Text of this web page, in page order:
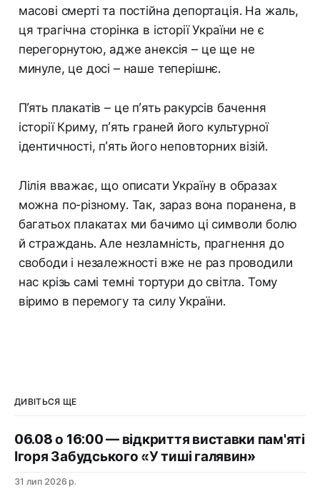
масові смерті та постійна депортація. На жаль,
ця трагічна сторінка в історії України не є
перегорнутою, адже анексія – це ще не
минуле, це досі – наше теперішнє.
П’ять плакатів – це п’ять ракурсів бачення
історії Криму, п’ять граней його культурної
ідентичності, п’ять його неповторних візій.
Лілія вважає, що описати Україну в образах
можна по-різному. Так, зараз вона поранена, в
багатьох плакатах ми бачимо ці символи болю
й страждань. Але незламність, прагнення до
свободи і незалежності вже не раз проводили
нас крізь самі темні тортури до світла. Тому
віримо в перемогу та силу України.
ДИВІТЬСЯ ЩЕ
06.08 о 16:00 — відкриття виставки пам'яті
Ігоря Забудського «У тиші галявин»
31 лип 2026 р.